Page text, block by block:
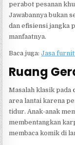
perabot pesanan
Jawabannya bukan
dan efisiensi jangka
manfaatnya.
Baca juga:Jasa
Ruang
Masalah klasik pada
area lantai karena
tidur. Anak-anak
membentangkan
membaca komik di